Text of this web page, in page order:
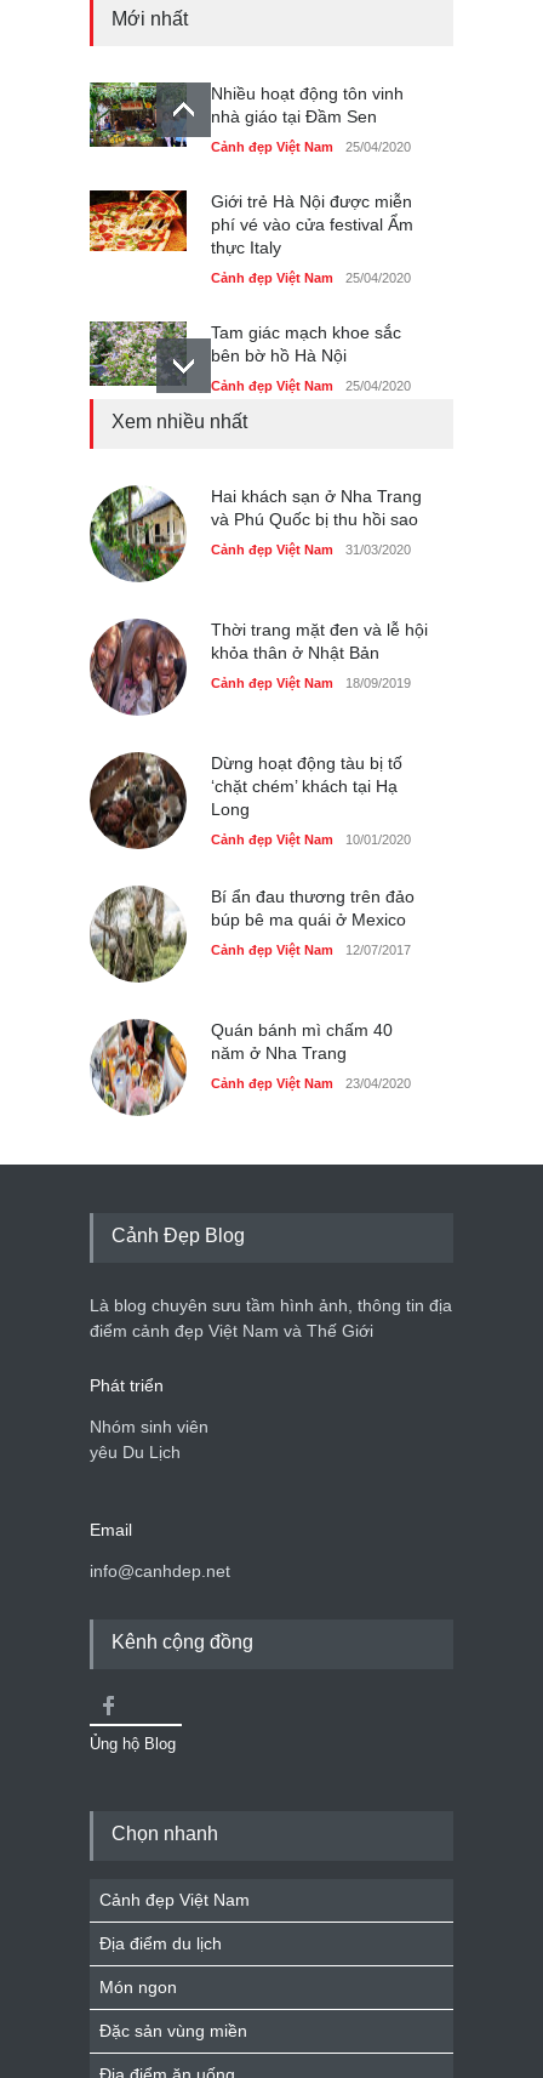
Mới nhất
Nhiều hoạt động tôn vinh
nhà giáo tại Đầm Sen
Cảnh đẹp Việt Nam 25/04/2020
Giới trẻ Hà Nội được miễn
phí vé vào cửa festival Ẩm
thực Italy
Cảnh đẹp Việt Nam 25/04/2020
Tam giác mạch khoe sắc
bên bờ hồ Hà Nội
Cảnh đẹp Việt Nam 25/04/2020
Cảnh đẹp Việt Nam 24/04/2020
Những món ăn đồng quê
Xem nhiều nhất
Hai khách sạn ở Nha Trang
và Phú Quốc bị thu hồi sao
Cảnh đẹp Việt Nam 31/03/2020
Thời trang mặt đen và lễ hội
khỏa thân ở Nhật Bản
Cảnh đẹp Việt Nam 18/09/2019
Dừng hoạt động tàu bị tố
‘chặt chém’ khách tại Hạ
Long
Cảnh đẹp Việt Nam 10/01/2020
Bí ẩn đau thương trên đảo
búp bê ma quái ở Mexico
Cảnh đẹp Việt Nam 12/07/2017
Quán bánh mì chấm 40
năm ở Nha Trang
Cảnh đẹp Việt Nam 23/04/2020
Cảnh Đẹp Blog
Là blog chuyên sưu tầm hình ảnh, thông tin địa
điểm cảnh đẹp Việt Nam và Thế Giới
Phát triển
Nhóm sinh viên
yêu Du Lịch
Email
info@canhdep.net
Kênh cộng đồng
Ủng hộ Blog
Chọn nhanh
Cảnh đẹp Việt Nam
Địa điểm du lịch
Món ngon
Đặc sản vùng miền